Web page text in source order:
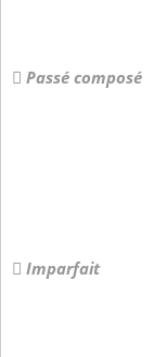
Passé composé
Imparfait